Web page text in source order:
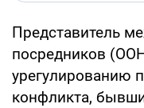
Представитель
посредников
урегулированию
конфликта,